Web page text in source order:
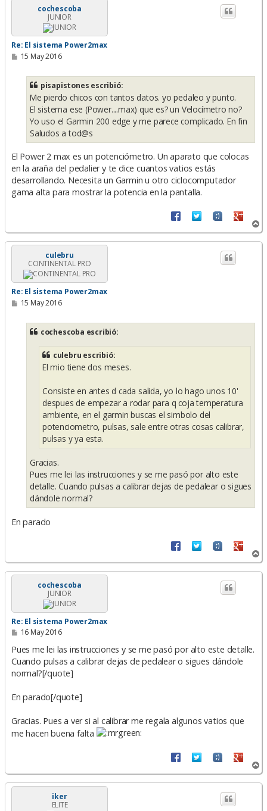
cochescoba
JUNIOR
Re: El sistema Power2max
M15 May 2016
pisapistones escribió:
Me pierdo chicos con tantos datos. yo pedaleo y punto.
El sistema ese (Power....max) que es? un Velocímetro no?
Yo uso el Garmin 200 edge y me parece complicado. En fin
Saludos a tod@s
El Power 2 max es un potenciómetro. Un aparato que colocas
en la araña del pedalier y te dice cuantos vatios estás
desarrollando. Necesita un Garmin u otro ciclocomputador
gama alta para mostrar la potencia en la pantalla.
r
r
culebru
CONTINENTAL PRO
Re: El sistema Power2max
M15 May 2016
cochescoba escribió:
culebru escribió:
El mio tiene dos meses.
Consiste en antes d cada salida, yo lo hago unos 10'
despues de empezar a rodar para q coja temperatura
ambiente, en el garmin buscas el simbolo del
potenciometro, pulsas, sale entre otras cosas calibrar,
pulsas y ya esta.
Gracias.
Pues me lei las instrucciones y se me pasó por alto este
detalle. Cuando pulsas a calibrar dejas de pedalear o sigues
dándole normal?
En parado
r
r
cochescoba
JUNIOR
Re: El sistema Power2max
M
n
a
j
16 May 2016
Pues me lei las instrucciones y se me pasó por alto este detalle.
Cuando pulsas a calibrar dejas de pedalear o sigues dándole
normal?[/quote]
En parado[/quote]
Gracias. Pues a ver si al calibrar me regala algunos vatios que
me hacen buena falta
r
r
iker
ELITE